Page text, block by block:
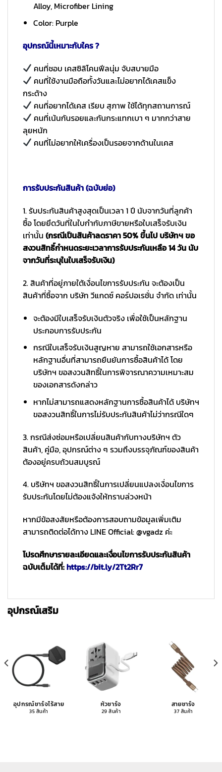
Alloy, Microfiber Lining
Color: Purple
อุปกรณ์นี้เหมาะกับใคร ?
คนที่ชอบ เคสซิลิโคนฟีลนุ่ม จับสบายมือ
คนที่ใช้งานมือถือทั้งวันและไม่อยากได้เคสแข็ง
กระด้าง
คนที่อยากได้เคส เรียบ สุภาพ ใช้ได้ทุกสถานการณ์
คนที่เน้นกันรอยและกันกระแทกเบา ๆ มากกว่าสาย
ลุยหนัก
คนที่ไม่อยากให้เครื่องเป็นรอยจากด้านในเคส
การรับประกันสินค้า (ฉบับย่อ)
1. รับประกันสินค้าสูงสุดเป็นเวลา 1 ปี นับจากวันที่ลูกค้า
ซื้อ โดยยึดวันที่ในใบกำกับภาษีขายหรือใบเสร็จรับเงิน
เท่านั้น (กรณีเป็นสินค้าลดราคา 50% ขึ้นไป บริษัทฯ ขอ
สงวนสิทธิ์กำหนดระยะเวลาการรับประกันเหลือ 14 วัน นับ
จากวันที่ระบุในใบเสร็จรับเงิน)
2. สินค้าที่อยู่ภายใต้เงื่อนไขการรับประกัน จะต้องเป็น
สินค้าที่ซื้อจาก บริษัท วีแกดซ์ คอร์ปอเรชั่น จำกัด เท่านั้น
จะต้องมีใบเสร็จรับเงินตัวจริง เพื่อใช้เป็นหลักฐาน
ประกอบการรับประกัน
กรณีใบเสร็จรับเงินสูญหาย สามารถใช้เอกสารหรือ
หลักฐานอื่นที่สามารถยืนยันการซื้อสินค้าได้ โดย
บริษัทฯ ขอสงวนสิทธิ์ในการพิจารณาความเหมาะสม
ของเอกสารดังกล่าว
หากไม่สามารถแสดงหลักฐานการซื้อสินค้าได้ บริษัทฯ
ขอสงวนสิทธิ์ในการไม่รับประกันสินค้าไม่ว่ากรณีใดๆ
3. กรณีส่งซ่อมหรือเปลี่ยนสินค้ากับทางบริษัทฯ ตัว
สินค้า, คู่มือ, อุปกรณ์ต่าง ๆ รวมถึงบรรจุภัณฑ์ของสินค้า
ต้องอยู่ครบถ้วนสมบูรณ์
4. บริษัทฯ ขอสงวนสิทธิ์ในการเปลี่ยนแปลงเงื่อนไขการ
รับประกันโดยไม่ต้องแจ้งให้ทราบล่วงหน้า
หากมีข้อสงสัยหรือต้องการสอบถามข้อมูลเพิ่มเติม
สามารถติดต่อได้ทาง LINE Official: @vgadz ค่ะ
โปรดศึกษารายละเอียดและเงื่อนไขการรับประกันสินค้า
ฉบับเต็มได้ที่:https://bit.ly/2Tt2Rr7
อุปกรณ์เสริม
อุปกรณ์ชาร์จไร้สาย
35 สินค้า
หัวชาร์จ
29 สินค้า
สายชาร์จ
37 สินค้า